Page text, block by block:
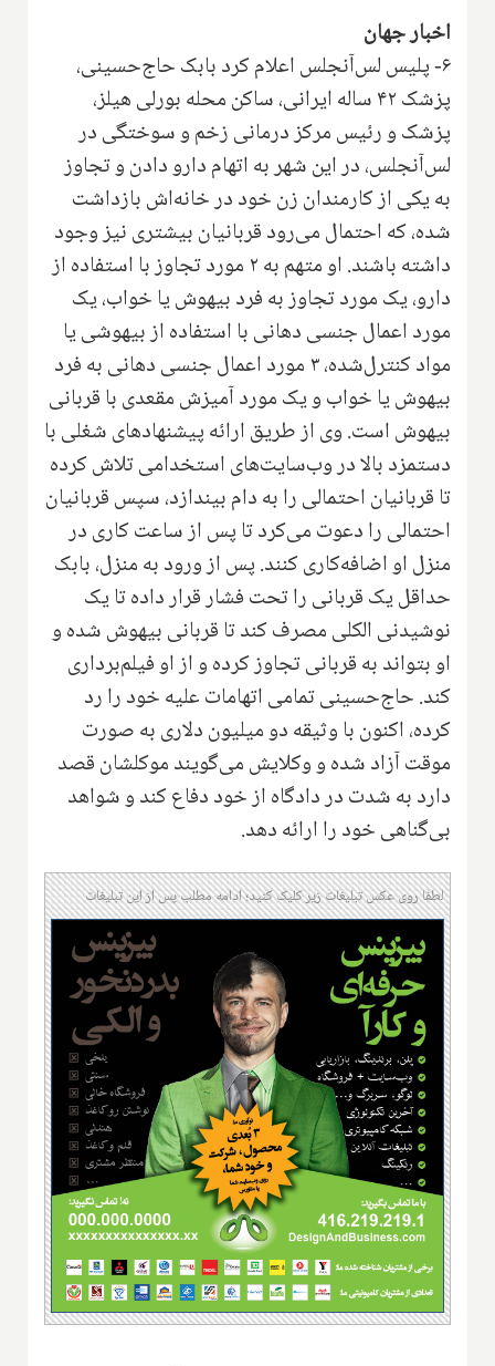
اخبار جهان
۶- پلیس لس‌آنجلس اعلام کرد بابک حاج‌حسینی،
پزشک ۴۲ ساله ایرانی، ساکن محله بورلی هیلز،
پزشک و رئیس مرکز درمانی زخم و سوختگی در
لس‌آنجلس، در این شهر به اتهام دارو دادن و تجاوز
به یکی از کارمندان زن خود در خانه‌اش بازداشت
شده، که احتمال می‌رود قربانیان بیشتری نیز وجود
داشته باشند. او متهم به ۲ مورد تجاوز با استفاده از
دارو، یک مورد تجاوز به فرد بیهوش یا خواب، یک
مورد اعمال جنسی دهانی با استفاده از بیهوشی یا
مواد کنترل‌شده، ۳ مورد اعمال جنسی دهانی به فرد
بیهوش یا خواب و یک مورد آمیزش مقعدی با قربانی
بیهوش است. وی از طریق ارائه پیشنهادهای شغلی با
دستمزد بالا در وب‌سایت‌های استخدامی تلاش کرده
تا قربانیان احتمالی را به دام بیندازد، سپس قربانیان
احتمالی را دعوت می‌کرد تا پس از ساعت کاری در
منزل او اضافه‌کاری کنند. پس از ورود به منزل، بابک
حداقل یک قربانی را تحت فشار قرار داده تا یک
نوشیدنی الکلی مصرف کند تا قربانی بیهوش شده و
او بتواند به قربانی تجاوز کرده و از او فیلم‌برداری
کند. حاج‌حسینی تمامی اتهامات علیه خود را رد
کرده، اکنون با وثیقه دو میلیون دلاری به صورت
موقت آزاد شده و وکلایش می‌گویند موکلشان قصد
دارد به شدت در دادگاه از خود دفاع کند و شواهد
بی‌گناهی خود را ارائه دهد.
لطفا روی عکس تبلیغات زیر کلیک کنید؛ ادامه مطلب پس از این تبلیغات